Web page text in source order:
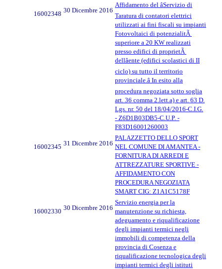
16002348 30 Dicembre 2016
Affidamento del âServizio di
Taratura di contatori elettrici
utilizzati ai fini fiscali su impianti
Fotovoltaici di potenzialitÃ
superiore a 20 KW realizzati
presso edifici di proprietÃ
dellâente (edifici scolastici di II
ciclo) su tutto il territorio
provinciale.â In esito alla
procedura negoziata sotto soglia
art. 36 comma 2.lett.a) e art. 63 D.
Lgs. nr. 50 del 18/04/2016-C.I.G.
- Z6D1B03DB5-C.U.P. -
F83D16001260003
16002345 31 Dicembre 2016
PALAZZETTO DELLO SPORT
NEL COMUNE DI AMANTEA -
FORNITURA DI ARREDI E
ATTREZZATURE SPORTIVE -
AFFIDAMENTO CON
PROCEDURA NEGOZIATA
SMART CIG: Z1A1C5178F
16002330 30 Dicembre 2016
Servizio energia per la
manutenzione su richiesta,
adeguamento e riqualificazione
degli impianti termici negli
immobili di competenza della
provincia di Cosenza e
riqualificazione tecnologica degli
impianti termici degli istituti